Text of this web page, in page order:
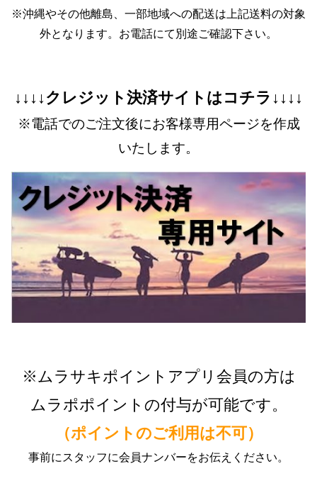
※沖縄やその他離島、一部地域への配送は上記送料の対象
外となります。お電話にて別途ご確認下さい。
↓↓↓↓クレジット決済サイトはコチラ↓↓↓↓
※電話でのご注文後にお客様専用ページを作成
いたします。
※ムラサキポイントアプリ会員の方は
ムラポポイントの付与が可能です。
（ポイントのご利用は不可）
事前にスタッフに会員ナンバーをお伝えください。